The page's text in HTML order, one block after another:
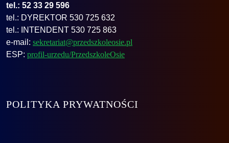
tel.: 52 33 29 596
tel.: DYREKTOR 530 725 632
tel.: INTENDENT 530 725 863
e-mail: sekretariat@przedszkoleosie.pl
ESP: profil-urzedu/PrzedszkoleOsie
POLITYKA PRYWATNOŚCI